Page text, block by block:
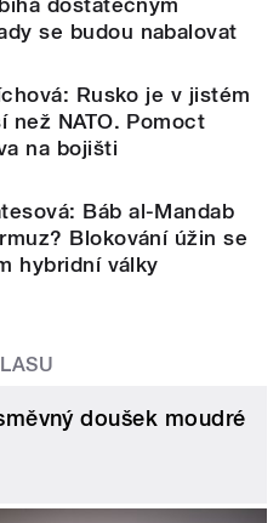
dostatečným
se budou nabalovat
Rusko je v jistém
než NATO. Pomoct
na bojišti
Báb al-Mandab
Blokování úžin se
hybridní války
doušek moudré